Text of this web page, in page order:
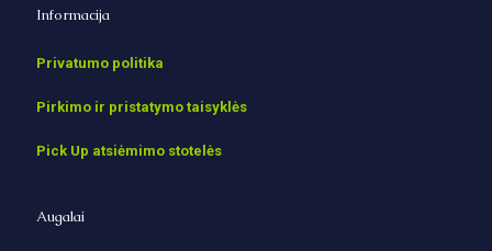
Informacija
Privatumo politika
Pirkimo ir pristatymo taisyklės
Pick Up atsiėmimo stotelės
Augalai